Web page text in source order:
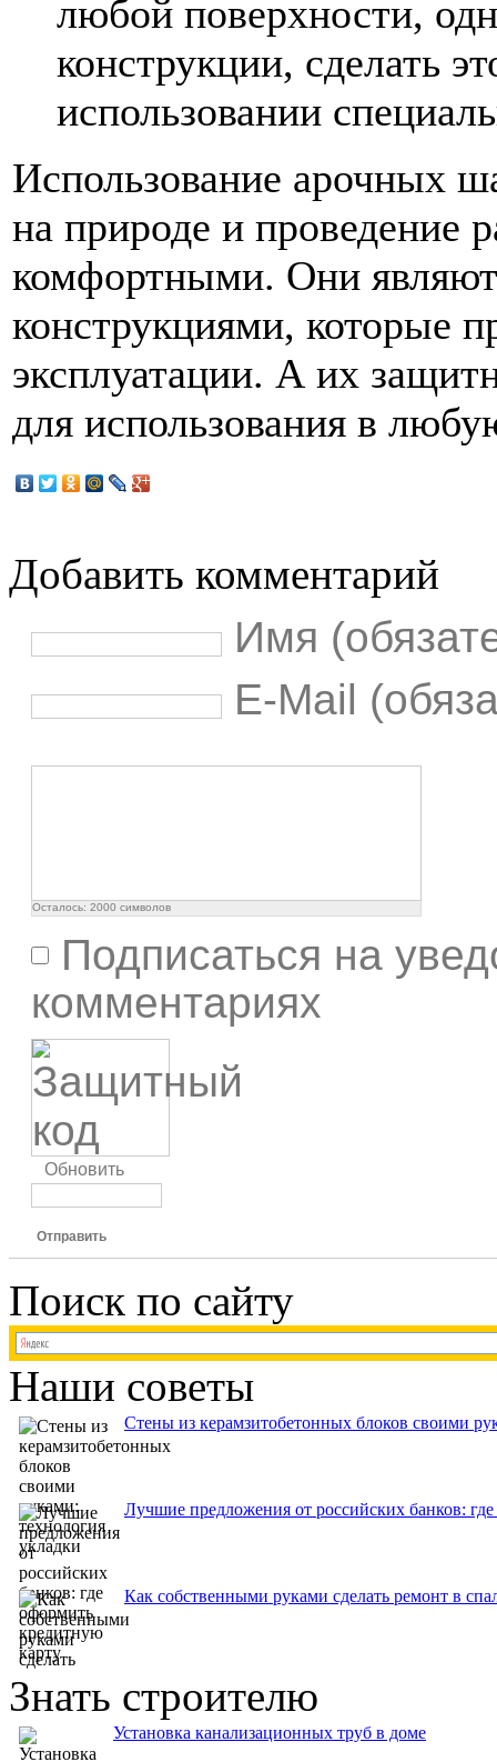
любой поверхности,
конструкции, сделать
использовании
Использование арочных
на природе и проведение
комфортными. Они
конструкциями, которые
эксплуатации. А их
для использования в
Добавить комментарий
Имя
E-Mail
Осталось: 2000 символов
Подписаться на
комментариях
Обновить
Отправить
Поиск по сайту
Наши советы
Стены из керамзитобетонных блоков своими
Лучшие предложения от российских банков:
Как собственными руками сделать ремонт в
Знать строителю
Установка канализационных труб в доме